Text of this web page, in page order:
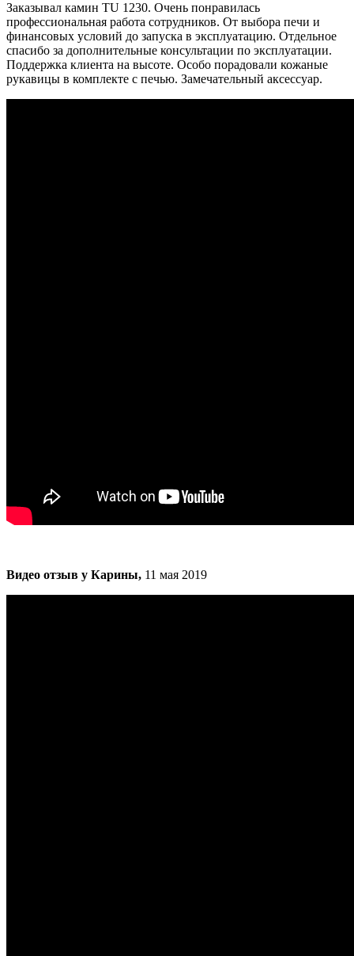
Заказывал камин TU 1230. Очень понравилась
профессиональная работа сотрудников. От выбора печи и
финансовых условий до запуска в эксплуатацию. Отдельное
спасибо за дополнительные консультации по эксплуатации.
Поддержка клиента на высоте. Особо порадовали кожаные
рукавицы в комплекте с печью. Замечательный аксессуар.
Видео отзыв у Карины, 11 мая 2019